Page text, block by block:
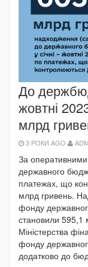
До
жовтні
млрд
3 РОКИ AGO
За
державного
платежах, що
млрд гривень.
фонду
становили 595,1
Міністерства
фонду
додатково до